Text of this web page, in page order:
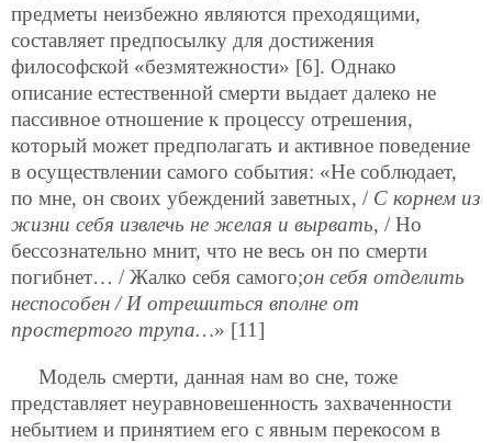
предметы неизбежно являются преходящими,
составляет предпосылку для достижения
философской «безмятежности» [6]. Однако
описание естественной смерти выдает далеко не
пассивное отношение к процессу отрешения,
который может предполагать и активное поведение
в осуществлении самого события: «Не соблюдает,
по мне, он своих убеждений заветных, / С корнем из
жизни себя извлечь не желая и вырвать, / Но
бессознательно мнит, что не весь он по смерти
погибнет… / Жалко себя самого;он себя отделить
неспособен / И отрешиться вполне от
простертого трупа…» [11]
Модель смерти, данная нам во сне, тоже
представляет неуравновешенность захваченности
небытием и принятием его с явным перекосом в